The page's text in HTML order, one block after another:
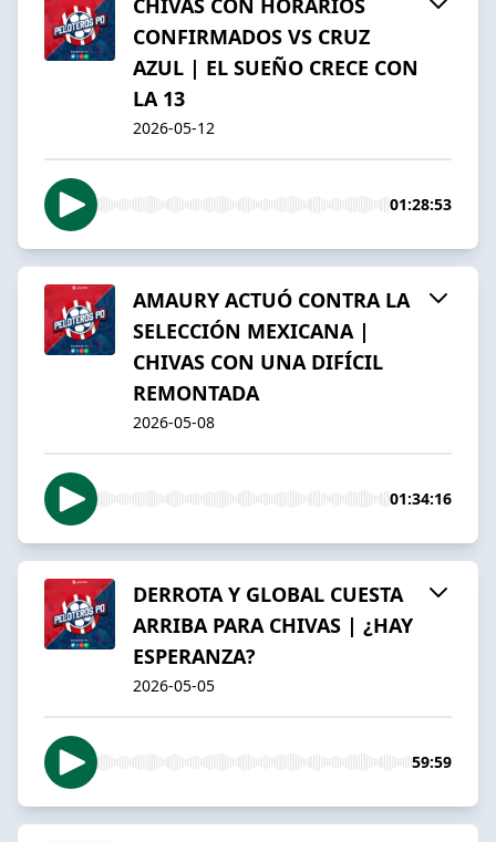
CONFIRMADOS VS CRUZ
AZUL | EL SUEÑO CRECE CON
LA 13
2026-05-12
01:28:53
AMAURY ACTUÓ CONTRA LA
SELECCIÓN MEXICANA |
CHIVAS CON UNA DIFÍCIL
REMONTADA
2026-05-08
01:34:16
DERROTA Y GLOBAL CUESTA
ARRIBA PARA CHIVAS | ¿HAY
ESPERANZA?
2026-05-05
59:59